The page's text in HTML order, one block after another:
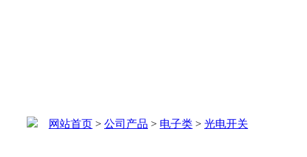
网站首页 > 公司产品 > 电子类 > 光电开关